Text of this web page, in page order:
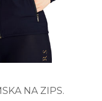
NA ZIPS.